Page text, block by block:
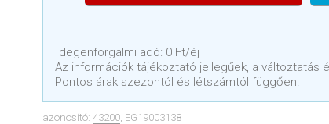
Idegenforgalmi adó: 0 Ft/éj
Az információk tájékoztató jellegűek, a változtatás
Pontos árak szezontól és létszámtól függően.
azonosító: 43200, EG19003138